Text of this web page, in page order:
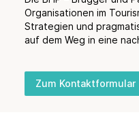
Organisationen im
Strategien und
auf dem Weg in eine
Zum Kontaktformular